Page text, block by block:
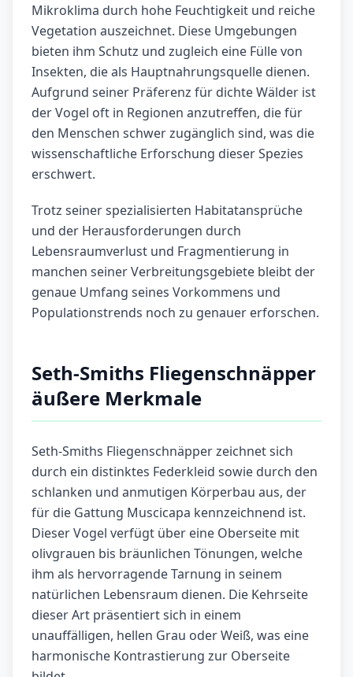
Mikroklima durch hohe Feuchtigkeit und reiche
Vegetation auszeichnet. Diese Umgebungen
bieten ihm Schutz und zugleich eine Fülle von
Insekten, die als Hauptnahrungsquelle dienen.
Aufgrund seiner Präferenz für dichte Wälder ist
der Vogel oft in Regionen anzutreffen, die für
den Menschen schwer zugänglich sind, was die
wissenschaftliche Erforschung dieser Spezies
erschwert.
Trotz seiner spezialisierten Habitatansprüche
und der Herausforderungen durch
Lebensraumverlust und Fragmentierung in
manchen seiner Verbreitungsgebiete bleibt der
genaue Umfang seines Vorkommens und
Populationstrends noch zu genauer erforschen.
Seth-Smiths Fliegenschnäpper
äußere Merkmale
Seth-Smiths Fliegenschnäpper zeichnet sich
durch ein distinktes Federkleid sowie durch den
schlanken und anmutigen Körperbau aus, der
für die Gattung Muscicapa kennzeichnend ist.
Dieser Vogel verfügt über eine Oberseite mit
olivgrauen bis bräunlichen Tönungen, welche
ihm als hervorragende Tarnung in seinem
natürlichen Lebensraum dienen. Die Kehrseite
dieser Art präsentiert sich in einem
unauffälligen, hellen Grau oder Weiß, was eine
harmonische Kontrastierung zur Oberseite